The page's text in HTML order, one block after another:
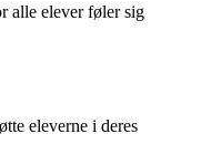
alle elever føler sig
eleverne i deres